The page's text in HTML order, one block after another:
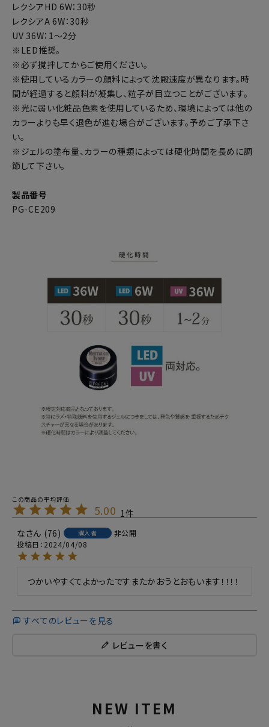
レクシアHD 6W：30秒
レクシアA 6W：30秒
UV 36W：1～2分
※LED推奨。
※必ず撹拌してからご使用ください。
※使用しているカラーの顔料によって沈殿速度が異なります。時
間が経過すると顔料が凝集し、粒子が目立つことがございます。
※光に弱い化粧品色素を使用しているため、環境によっては他の
カラーよりも早く退色が進む場合がございます。予めご了承下さ
い。
※ジェルの塗布量、カラーの種類によっては硬化時間を長めに調
節して下さい。
製品番号
PG-CE209
5.00 1
な
76 購入者
非公開
投稿日
2024/04/08
つかいやすくてよかったですまたかおうとおもいます！！！！
すべてのレビューを見る
レビューを書く
NEW ITEM